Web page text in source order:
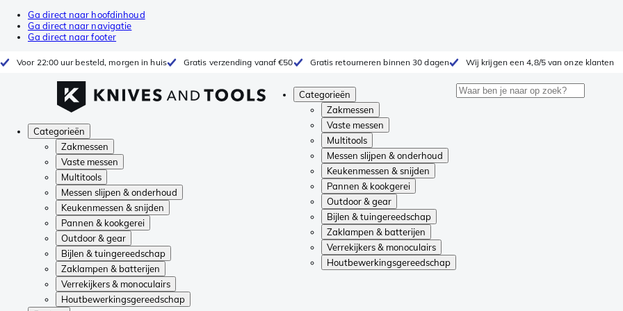
Ga direct naar hoofdinhoud
Ga direct naar navigatie
Ga direct naar footer
Voor 22:00 uur besteld, morgen in huis Gratis verzending vanaf €50 Gratis retourneren binnen 30 dagen Wij krijgen een 4,8/5 van onze klanten
Categorieën
Zakmessen
Vaste messen
Multitools
Messen slijpen & onderhoud
Keukenmessen & snijden
Pannen & kookgerei
Outdoor & gear
Bijlen & tuingereedschap
Zaklampen & batterijen
Verrekijkers & monoculairs
Houtbewerkingsgereedschap
Categorieën
Zakmessen
Vaste messen
Multitools
Messen slijpen & onderhoud
Keukenmessen & snijden
Pannen & kookgerei
Outdoor & gear
Bijlen & tuingereedschap
Zaklampen & batterijen
Verrekijkers & monoculairs
Houtbewerkingsgereedschap